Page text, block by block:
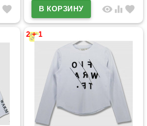
favorite visibility equalizer favorite
2 + 1